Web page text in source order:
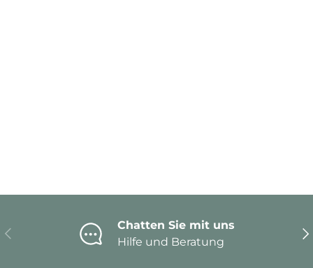
Vorherige
Chatten Sie mit uns
Hilfe und Beratung